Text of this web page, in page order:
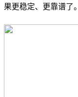
果更稳定、更靠谱了。